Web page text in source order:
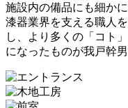
施設内の備品にも細か
漆器業界を支える職人
し、より多くの「コト
になったものが我戸幹男